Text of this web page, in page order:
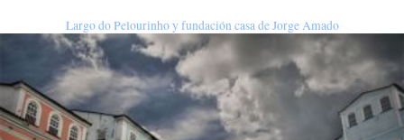
Largo do Pelourinho y fundación casa de Jorge Amado